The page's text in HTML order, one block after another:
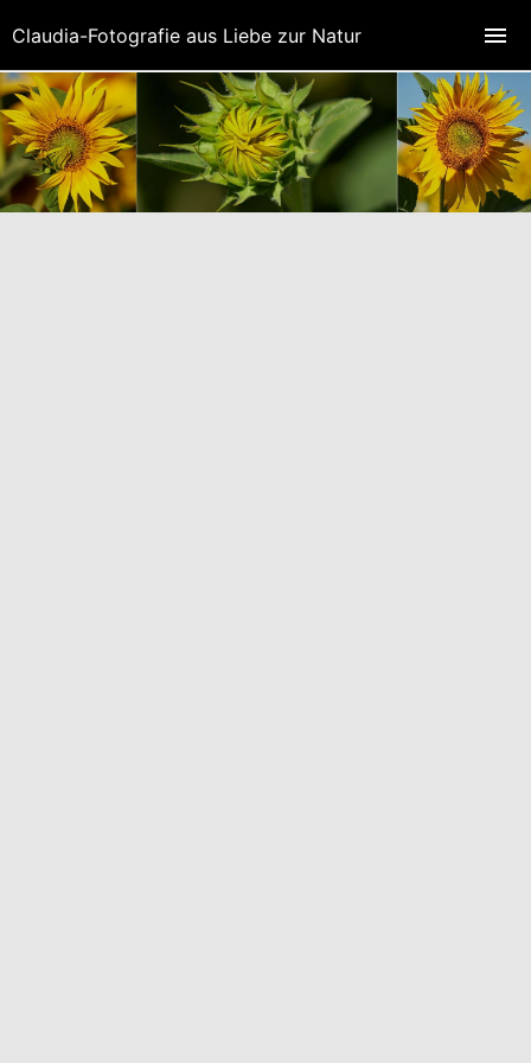
Claudia-Fotografie aus Liebe zur Natur